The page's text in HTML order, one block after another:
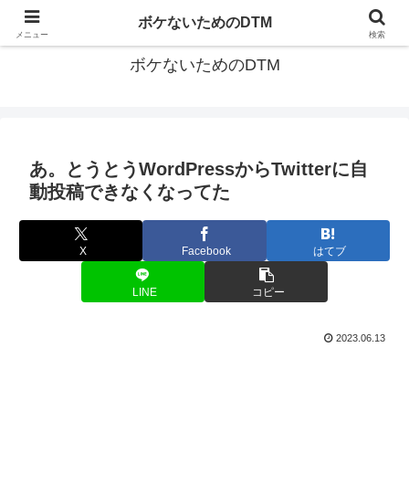
ゆる～く続ける音楽制作のあれこれや昔ばなし
ボケないためのDTM
あ。とうとうWordPressからTwitterに自
動投稿できなくなってた
X Facebook はてブ
LINE コピー
2023.06.13
メニュー
ボケないためのDTM
検索